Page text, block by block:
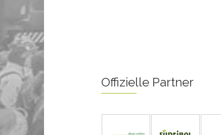
Offizielle Partner